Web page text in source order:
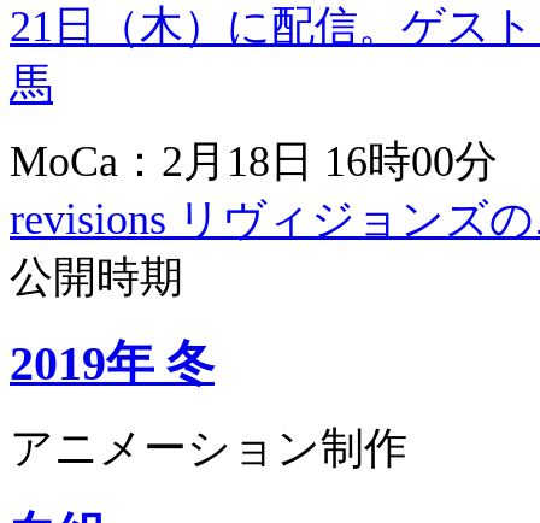
21日（木）に配信。ゲス
馬
MoCa：2月18日 16時00分
revisions リヴィジョンズ
公開時期
2019年 冬
アニメーション制作